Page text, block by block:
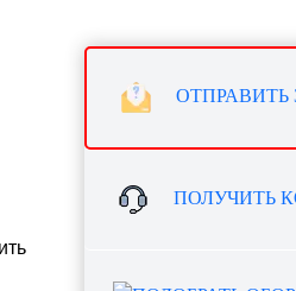
ОТПРАВИТЬ
ПОЛУЧИТЬ